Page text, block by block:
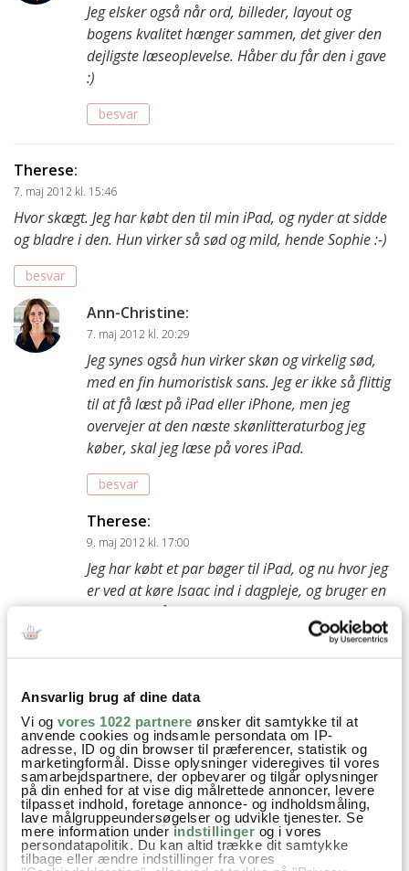
Ansvarlig brug af dine data
Vi og vores 1022 partnere ønsker dit samtykke til at
anvende cookies og indsamle persondata om IP-
adresse, ID og din browser til præferencer, statistik og
marketingformål. Disse oplysninger videregives til vores
samarbejdspartnere, der opbevarer og tilgår oplysninger
på din enhed for at vise dig målrettede annoncer, levere
tilpasset indhold, foretage annonce- og indholdsmåling,
lave målgruppeundersøgelser og udvikle tjenester. Se
mere information under indstillinger og i vores
persondatapolitik. Du kan altid trække dit samtykke
tilbage eller ændre indstillinger fra vores
Jeg elsker også når ord, billeder, layout og
bogens kvalitet hænger sammen, det giver den
dejligste læseoplevelse. Håber du får den i gave
:)
besvar
Therese:
7. maj 2012 kl. 15:46
Hvor skægt. Jeg har købt den til min iPad, og nyder at sidde
og bladre i den. Hun virker så sød og mild, hende Sophie :-)
besvar
Ann-Christine:
7. maj 2012 kl. 20:29
Jeg synes også hun virker skøn og virkelig sød,
med en fin humoristisk sans. Jeg er ikke så flittig
til at få læst på iPad eller iPhone, men jeg
overvejer at den næste skønlitteraturbog jeg
køber, skal jeg læse på vores iPad.
besvar
Therese:
9. maj 2012 kl. 17:00
Jeg har købt et par bøger til iPad, og nu hvor jeg
er ved at køre Isaac ind i dagpleje, og bruger en
masse tid på café, er det ret smart at ha’ det
besvar
Ann-Christine:
9. maj 2012 kl. 21:45
Tak for tippet, Therese. Jeg vil prøve om jeg kan
blive bedre til at bruge den, det er da nemlig ret
smart. Jeg bruger pt mest iPhone og mac´en, så
har Martin sin iPad lidt i fred ;)